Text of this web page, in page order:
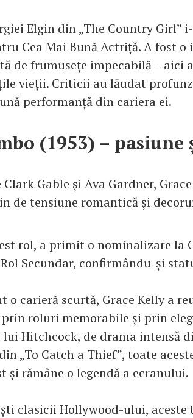
Elgin din „The Country Girl”
Cea Mai Bună Actriță. A fost
de frumusețe impecabilă – aici
vieții. Criticii au lăudat
performanță din cariera ei.
(1953) –
Gable și Ava Gardner,
de tensiune romantică și
rol, a primit o nominalizare la
Secundar, confirmându-și
o carieră scurtă, Grace Kelly a
roluri memorabile și prin
Hitchcock, de drama intensă
„To Catch a Thief”, toate
și rămâne o legendă a ecranului.
clasicii Hollywood-ului,